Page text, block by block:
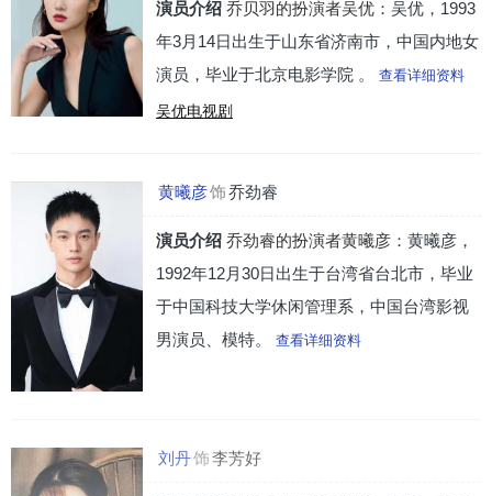
演员介绍 乔贝羽的扮演者吴优 ：吴优，1993
年3月14日出生于山东省济南市，中国内地女
演员，毕业于北京电影学院 。 查看详细资料
吴优电视剧
黄曦彦饰乔劲睿
演员介绍 乔劲睿的扮演者黄曦彦 ：黄曦彦，
1992年12月30日出生于台湾省台北市，毕业
于中国科技大学休闲管理系，中国台湾影视
男演员、模特。 查看详细资料
刘丹饰李芳好